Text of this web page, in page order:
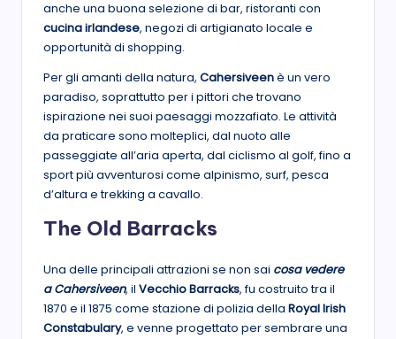
anche una buona selezione di bar, ristoranti con
cucina irlandese, negozi di artigianato locale e
opportunità di shopping.
Per gli amanti della natura, Cahersiveenè un vero
paradiso, soprattutto per i pittori che trovano
ispirazione nei suoi paesaggi mozzafiato. Le attività
da praticare sono molteplici, dal nuoto alle
passeggiate all’aria aperta, dal ciclismo al golf, fino a
sport più avventurosi come alpinismo, surf, pesca
d’altura e trekking a cavallo.
The Old Barracks
Una delle principali attrazioni se non sai cosa vedere
a Cahersiveen, il Vecchio Barracks, fu costruito tra il
1870 e il 1875 come stazione di polizia della Royal Irish
Constabulary, e venne progettato per sembrare una